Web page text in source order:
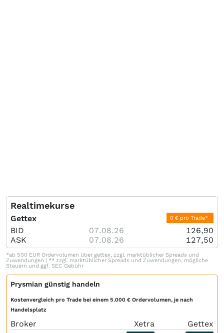
Realtimekurse
Gettex 0 € pro Trade*
BID 07.08.26
126,90
ASK
07.08.26 127,50
*ab 500 EUR Ordervolumen über gettex, zzgl. marktüblicher Spreads und
Zuwendungen | ** zzgl. marktüblicher Spreads und Zuwendungen, mögliche
Steuern und ggf. SEC Gebühr
Prysmian günstig handeln
Kostenvergleich pro Trade bei einem 5.000 € Ordervolumen, je nach
Handelsplatz
Broker Xetra Gettex